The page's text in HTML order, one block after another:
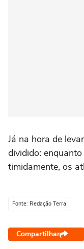
Já na hora de
dividido:
timidamente, os
Fonte: Redação Terra
Compartilhar